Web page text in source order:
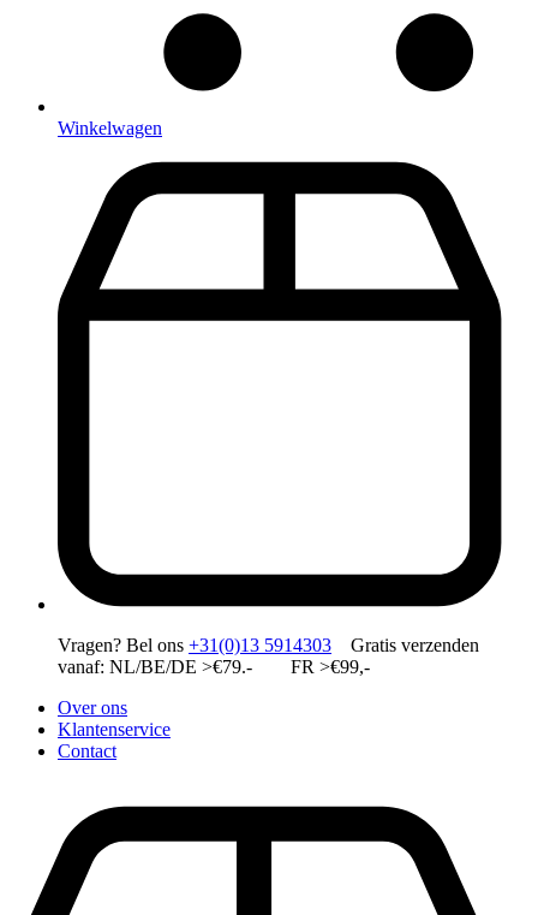
Winkelwagen
Vragen? Bel ons +31(0)13 5914303 Gratis verzenden
vanaf: NL/BE/DE >€79.- FR >€99,-
Over ons
Klantenservice
Contact